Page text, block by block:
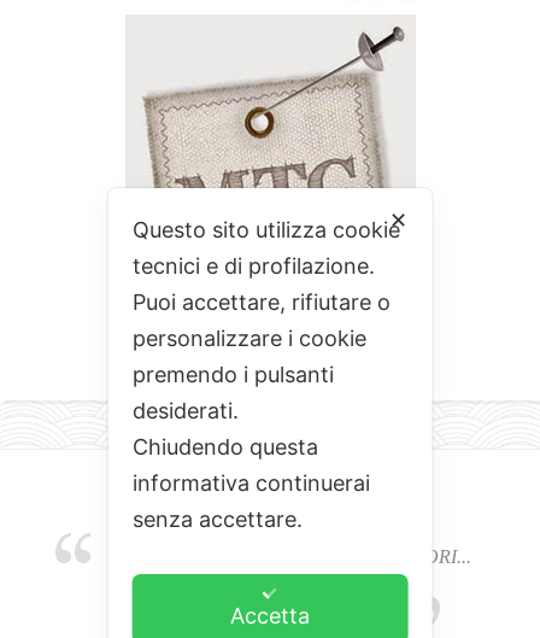
EMOZIONI, COLORI, ODORI E SAPORI...
L'ALCHIMIA DEL BUON CIBO
✕
Questo sito utilizza cookie
tecnici e di profilazione.
Puoi accettare, rifiutare o
personalizzare i cookie
premendo i pulsanti
desiderati.
Chiudendo questa
informativa continuerai
senza accettare.
Accetta